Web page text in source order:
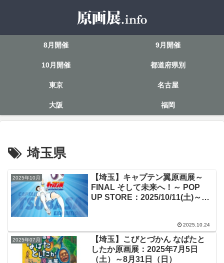
8月開催 9月開催
10月開催 都道府県別
東京 名古屋
大阪 福岡
埼玉県
2025年10月
【埼玉】キャプテン翼原画展～
FINAL そして未来へ！～ POP
UP STORE：2025/10/11(土)～
2025.10.24
2025年07月
【埼玉】こびとづかん なばたと
したか原画展：2025年7月5日
（土）～8月31日（日）